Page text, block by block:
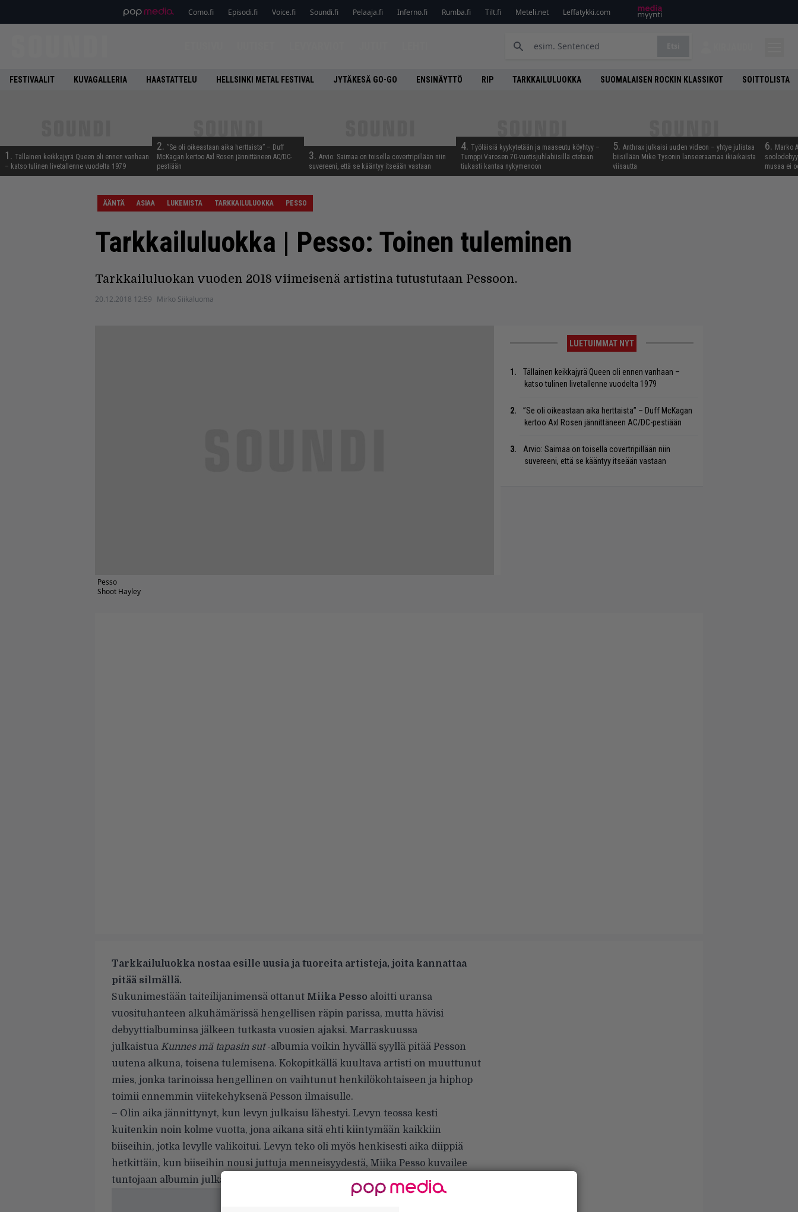
Como.fi Episodi.fi Voice.fi Soundi.fi Pelaaja.fi Inferno.fi Rumba.fi Tilt.fi Meteli.net Leffatykki.com
FESTIVAALIT KUVAGALLERIA HAASTATTELU HELLSINKI METAL FESTIVAL JYTÄKESÄ GO-GO ENSINÄYTTÖ RIP TARKKAILULUOKKA SUOMALAISEN ROCKIN KLASSIKOT SOITTOLISTA
1. Tällainen keikkajyrä Queen oli ennen vanhaan
– katso tulinen livetallenne vuodelta 1979
2. ”Se oli oikeastaan aika herttaista” – Duff
McKagan kertoo Axl Rosen jännittäneen AC/DC-
pestiään
3. Arvio: Saimaa on toisella covertripillään niin
suvereeni, että se kääntyy itseään vastaan
4. Työläisiä kyykytetään ja maaseutu köyhtyy –
Tumppi Varosen 70-vuotisjuhlabiisillä otetaan
tiukasti kantaa nykymenoon
5. Anthrax julkaisi uuden videon – yhtye julistaa
biisillään Mike Tysonin lanseeraamaa ikiaikaista
viisautta
6. Marko
musaa ei
ÄÄNTÄ ASIAA LUKEMISTA TARKKAILULUOKKA PESSO
Tarkkailuluokka | Pesso: Toinen tuleminen
Tarkkailuluokan vuoden 2018 viimeisenä artistina tutustutaan Pessoon.
20.12.2018 12:59 Mirko Siikaluoma
Pesso
Shoot Hayley
LUETUIMMAT NYT
Tällainen keikkajyrä Queen oli ennen vanhaan –
katso tulinen livetallenne vuodelta 1979
”Se oli oikeastaan aika herttaista” – Duff McKagan
kertoo Axl Rosen jännittäneen AC/DC-pestiään
Arvio: Saimaa on toisella covertripillään niin
suvereeni, että se kääntyy itseään vastaan
Tarkkailuluokka nostaa esille uusia ja tuoreita artisteja, joita kannattaa
pitää silmällä.
Sukunimestään taiteilijanimensä ottanut Miika Pesso aloitti uransa
vuosituhanteen alkuhämärissä hengellisen räpin parissa, mutta hävisi
debyyttialbuminsa jälkeen tutkasta vuosien ajaksi. Marraskuussa
julkaistua Kunnes mä tapasin sut-albumia voikin hyvällä syyllä pitää Pesson
uutena alkuna, toisena tulemisena. Kokopitkällä kuultava artisti on muuttunut
mies, jonka tarinoissa hengellinen on vaihtunut henkilökohtaiseen ja hiphop
toimii ennemmin viitekehyksenä Pesson ilmaisulle.
– Olin aika jännittynyt, kun levyn julkaisu lähestyi. Levyn teossa kesti
kuitenkin noin kolme vuotta, jona aikana sitä ehti kiintymään kaikkiin
biiseihin, jotka levylle valikoitui. Levyn teko oli myös henkisesti aika diippiä
hetkittäin, kun biiseihin nousi juttuja menneisyydestä, Miika Pesso kuvailee
tuntojaan albumin julkaisun jälkimainingeissa.